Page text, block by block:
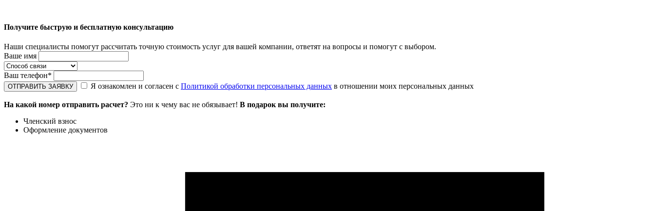
Получите быструю и бесплатную консультацию
Наши специалисты помогут рассчитать точную стоимость услуг для вашей компании, ответят на вопросы и помогут с выбором.
Ваше имя
Ваш телефон*
Я ознакомлен и согласен с Политикой обработки персональных данных в отношении моих персональных данных
На какой номер отправить расчет? Это ни к чему вас не обязывает! В подарок вы получите:
Членский взнос
Оформление документов